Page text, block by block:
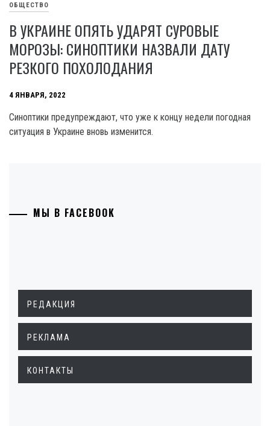
ОБЩЕСТВО
В УКРАИНЕ ОПЯТЬ УДАРЯТ СУРОВЫЕ
МОРОЗЫ: СИНОПТИКИ НАЗВАЛИ ДАТУ
РЕЗКОГО ПОХОЛОДАНИЯ
4 ЯНВАРЯ, 2022
Синоптики предупреждают, что уже к концу недели погодная
ситуация в Украине вновь изменится.
МЫ В FACEBOOK
РЕДАКЦИЯ
РЕКЛАМА
КОНТАКТЫ